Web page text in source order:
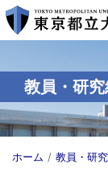
教員・研
ホーム 教員・研